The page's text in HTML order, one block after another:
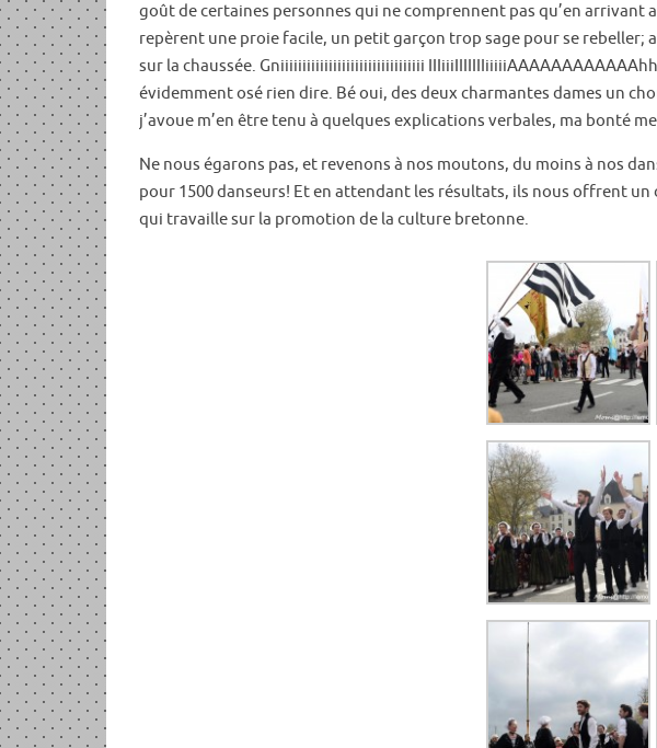
goût de certaines personnes qui ne comprennent pas qu’en
repèrent une proie facile, un petit garçon trop sage pour se rebeller;
sur la chaussée. Gniiiiiiiiiiiiiiiiiiiiiiiiiiiiiiiii
évidemment osé rien dire. Bé oui, des deux charmantes dames un
j’avoue m’en être tenu à quelques explications verbales, ma bonté
Ne nous égarons pas, et revenons à nos moutons, du moins à nos
pour 1500 danseurs! Et en attendant les résultats, ils nous offrent
qui travaille sur la promotion de la culture bretonne.